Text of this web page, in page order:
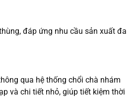
đáp ứng nhu cầu sản xuất đa
qua hệ thống chổi chà nhám
và chi tiết nhỏ, giúp tiết kiệm thời